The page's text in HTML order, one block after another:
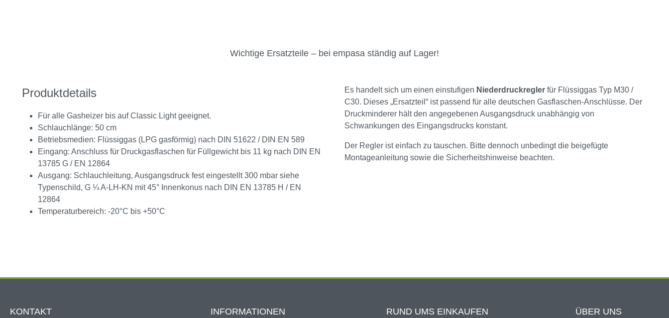
Wichtige Ersatzteile – bei empasa ständig auf Lager!
Produktdetails
Für alle Gasheizer bis auf Classic Light geeignet.
Schlauchlänge: 50 cm
Betriebsmedien: Flüssiggas (LPG gasförmig) nach DIN 51622 / DIN EN 589
Eingang: Anschluss für Druckgasflaschen für Füllgewicht bis 11 kg nach DIN EN
13785 G / EN 12864
Ausgang: Schlauchleitung, Ausgangsdruck fest eingestellt 300 mbar siehe
Typenschild, G ¼ A-LH-KN mit 45° Innenkonus nach DIN EN 13785 H / EN
12864
Temperaturbereich: -20°C bis +50°C
Es handelt sich um einen einstufigen Niederdruckregler für Flüssiggas Typ M30 /
C30. Dieses „Ersatzteil“ ist passend für alle deutschen Gasflaschen-Anschlüsse. Der
Druckminderer hält den angegebenen Ausgangsdruck unabhängig von
Schwankungen des Eingangsdrucks konstant.
Der Regler ist einfach zu tauschen. Bitte dennoch unbedingt die beigefügte
Montageanleitung sowie die Sicherheitshinweise beachten.
KONTAKT INFORMATIONEN RUND UMS EINKAUFEN ÜBER UNS